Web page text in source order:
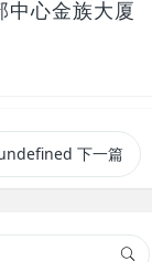
中心金族大厦
下一篇